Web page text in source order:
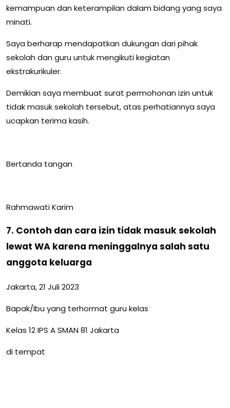
kemampuan dan keterampilan dalam bidang yang saya
minati.
Saya berharap mendapatkan dukungan dari pihak
sekolah dan guru untuk mengikuti kegiatan
ekstrakurikuler.
Demikian saya membuat surat permohonan izin untuk
tidak masuk sekolah tersebut, atas perhatiannya saya
ucapkan terima kasih.
Bertanda tangan
Rahmawati Karim
7. Contoh dan cara izin tidak masuk sekolah
lewat WA karena meninggalnya salah satu
anggota keluarga
Jakarta, 21 Juli 2023
Bapak/Ibu yang terhormat guru kelas
Kelas 12 IPS A SMAN 81 Jakarta
di tempat